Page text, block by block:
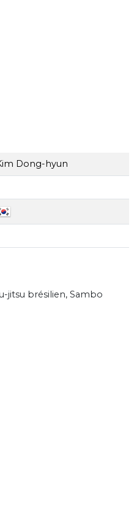
Dong-hyun
jitsu brésilien, Sambo